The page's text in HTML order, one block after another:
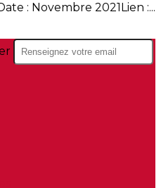
: Novembre 2021Lien :...